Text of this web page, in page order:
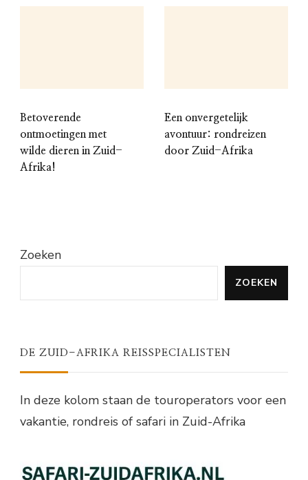
Betoverende
ontmoetingen met
wilde dieren in Zuid-
Afrika!
Een onvergetelijk
avontuur: rondreizen
door Zuid-Afrika
Zoeken
ZOEKEN
DE ZUID-AFRIKA REISSPECIALISTEN
In deze kolom staan de touroperators voor een
vakantie, rondreis of safari in Zuid-Afrika